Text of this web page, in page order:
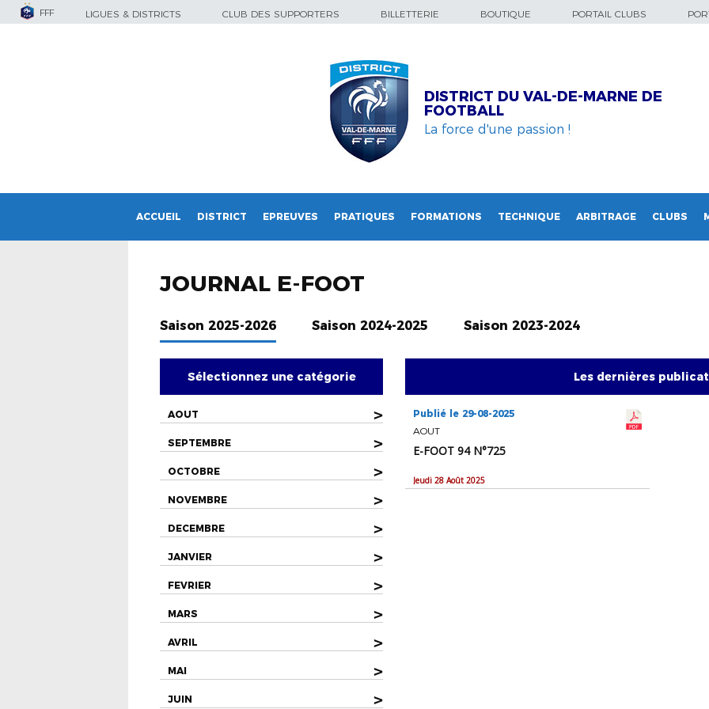
FFF LIGUES & DISTRICTS CLUB DES SUPPORTERS BILLETTERIE BOUTIQUE PORTAIL CLUBS
DISTRICT DU VAL-DE-MARNE DE
FOOTBALL
La force d'une passion !
ACCUEIL DISTRICT EPREUVES PRATIQUES FORMATIONS TECHNIQUE ARBITRAGE CLUBS
JOURNAL E-FOOT
Saison 2025-2026 Saison 2024-2025 Saison 2023-2024
Sélectionnez une catégorie
AOUT >
SEPTEMBRE >
OCTOBRE >
NOVEMBRE >
DECEMBRE >
JANVIER >
FEVRIER >
MARS >
AVRIL >
MAI >
JUIN >
Les dernières
Publié le 29-08-2025
AOUT
E-FOOT 94 N°725
Jeudi 28 Août 2025